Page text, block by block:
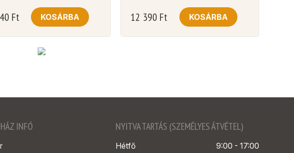
Ft KOSÁRBA 12 390 Ft KOSÁRBA
INFÓ NYITVA TARTÁS (SZEMÉLYES ÁTVÉTEL)
Hétfő 9:00 - 17:00